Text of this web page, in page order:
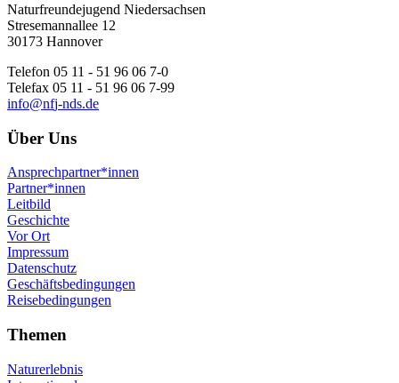
Naturfreundejugend Niedersachsen
Stresemannallee 12
30173 Hannover
Telefon 05 11 - 51 96 06 7-0
Telefax 05 11 - 51 96 06 7-99
info nfj-nds.de
Über Uns
Ansprechpartner*innen
Partner*innen
Leitbild
Geschichte
Vor Ort
Impressum
Datenschutz
Geschäftsbedingungen
Reisebedingungen
Themen
Naturerlebnis